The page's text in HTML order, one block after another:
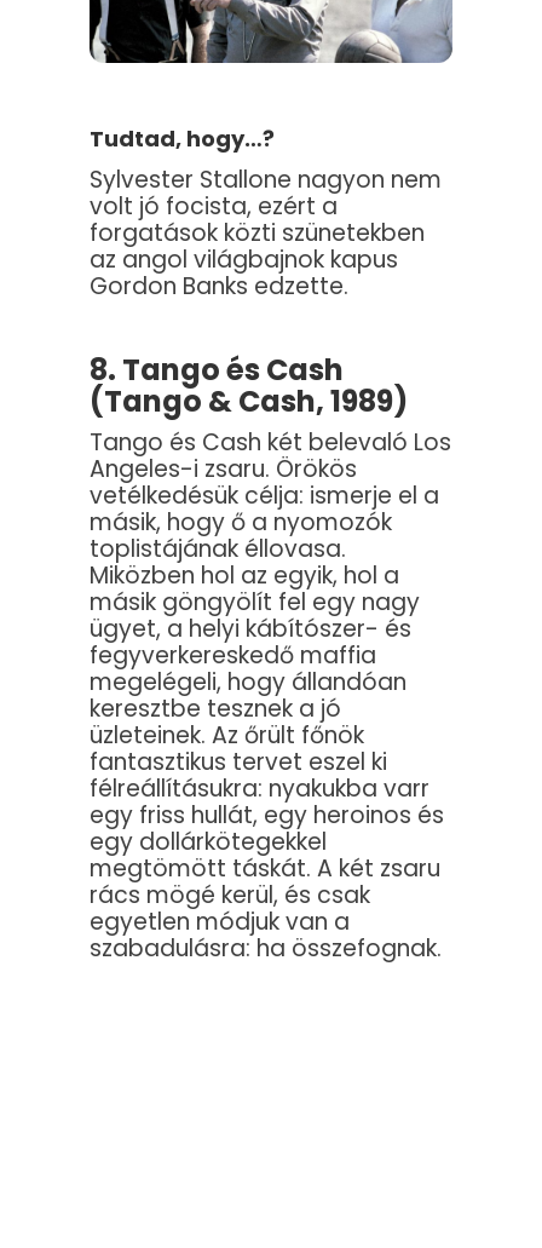
Tudtad, hogy…?
Sylvester Stallone nagyon nem
volt jó focista, ezért a
forgatások közti szünetekben
az angol világbajnok kapus
Gordon Banks edzette.
8. Tango és Cash
(Tango & Cash, 1989)
Tango és Cash két belevaló Los
Angeles-i zsaru. Örökös
vetélkedésük célja: ismerje el a
másik, hogy ő a nyomozók
toplistájának éllovasa.
Miközben hol az egyik, hol a
másik göngyölít fel egy nagy
ügyet, a helyi kábítószer- és
fegyverkereskedő maffia
megelégeli, hogy állandóan
keresztbe tesznek a jó
üzleteinek. Az őrült főnök
fantasztikus tervet eszel ki
félreállításukra: nyakukba varr
egy friss hullát, egy heroinos és
egy dollárkötegekkel
megtömött táskát. A két zsaru
rács mögé kerül, és csak
egyetlen módjuk van a
szabadulásra: ha összefognak.